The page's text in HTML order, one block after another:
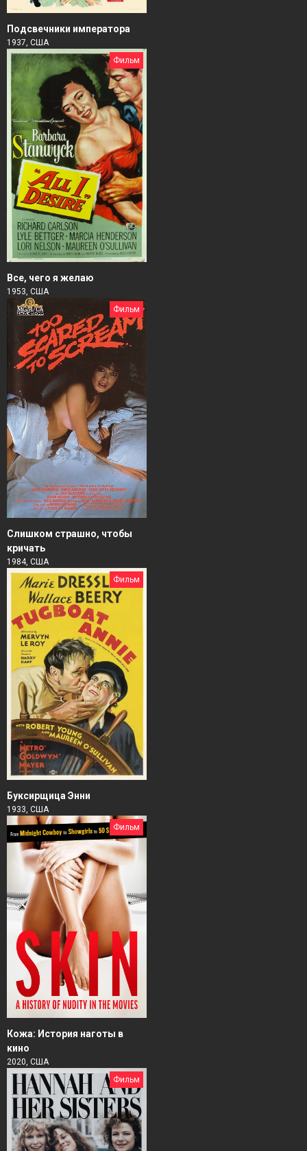
Подсвечники императора
1937, США
Фильм
Все, чего я желаю
1953, США
Фильм
Слишком страшно, чтобы
кричать
1984, США
Фильм
Буксирщица Энни
1933, США
Фильм
Кожа: История наготы в
кино
2020, США
Фильм